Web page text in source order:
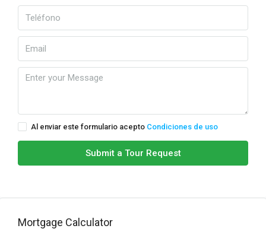
Al enviar este formulario acepto Condiciones de uso
Submit a Tour Request
Mortgage Calculator